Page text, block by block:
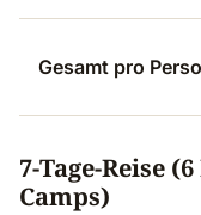
Gesamt pro
7-Tage-Reise
Camps)